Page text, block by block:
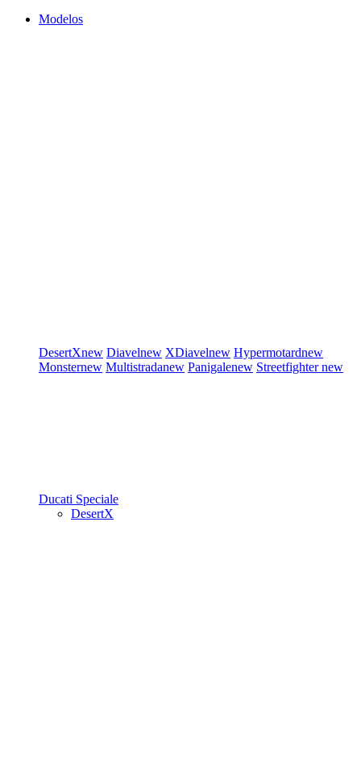
Modelos
DesertXnew Diavelnew XDiavelnew Hypermotardnew
Monsternew Multistradanew Panigalenew Streetfighternew
Ducati Speciale
DesertX